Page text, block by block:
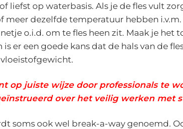
liefst op waterbasis. Als je de fles vult
meer dezelfde temperatuur hebben
o.i.d. om te fles heen zit. Maak je
is er een goede kans dat de hals van de
op juiste wijze door professionals te
over het veilig werken met
soms ook wel break-a-way genoemd.